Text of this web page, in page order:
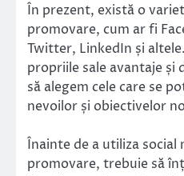
În prezent, există o
promovare, cum ar fi
Twitter, LinkedIn și
propriile sale avantaje și
să alegem cele care se
nevoilor și obiectivelor
Înainte de a utiliza social
promovare, trebuie să